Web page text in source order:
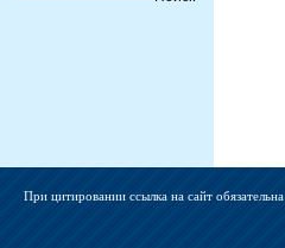
При цитировании ссылка на сайт обязательна